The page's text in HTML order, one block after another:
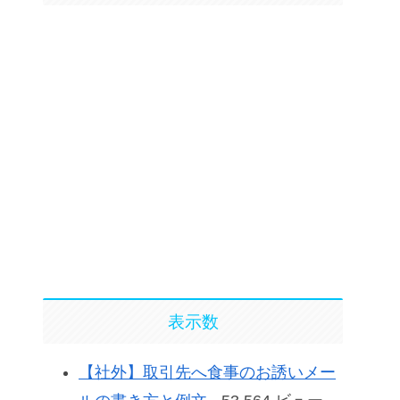
表示数
【社外】取引先へ食事のお誘いメー